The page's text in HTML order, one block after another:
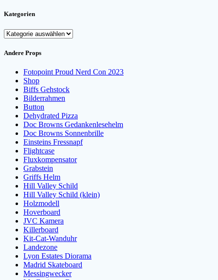
Kategorien
Kategorien
Andere Props
Fotopoint Proud Nerd Con 2023
Shop
Biffs Gehstock
Bilderrahmen
Button
Dehydrated Pizza
Doc Browns Gedankenlesehelm
Doc Browns Sonnenbrille
Einsteins Fressnapf
Flightcase
Fluxkompensator
Grabstein
Griffs Helm
Hill Valley Schild
Hill Valley Schild (klein)
Holzmodell
Hoverboard
JVC Kamera
Killerboard
Kit-Cat-Wanduhr
Landezone
Lyon Estates Diorama
Madrid Skateboard
Messingwecker